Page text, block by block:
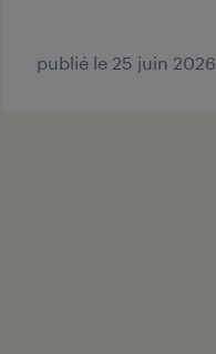
publié le 25 juin 2026